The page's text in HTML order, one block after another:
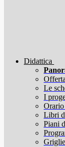
Didattica
Le
I
Libri
Piani